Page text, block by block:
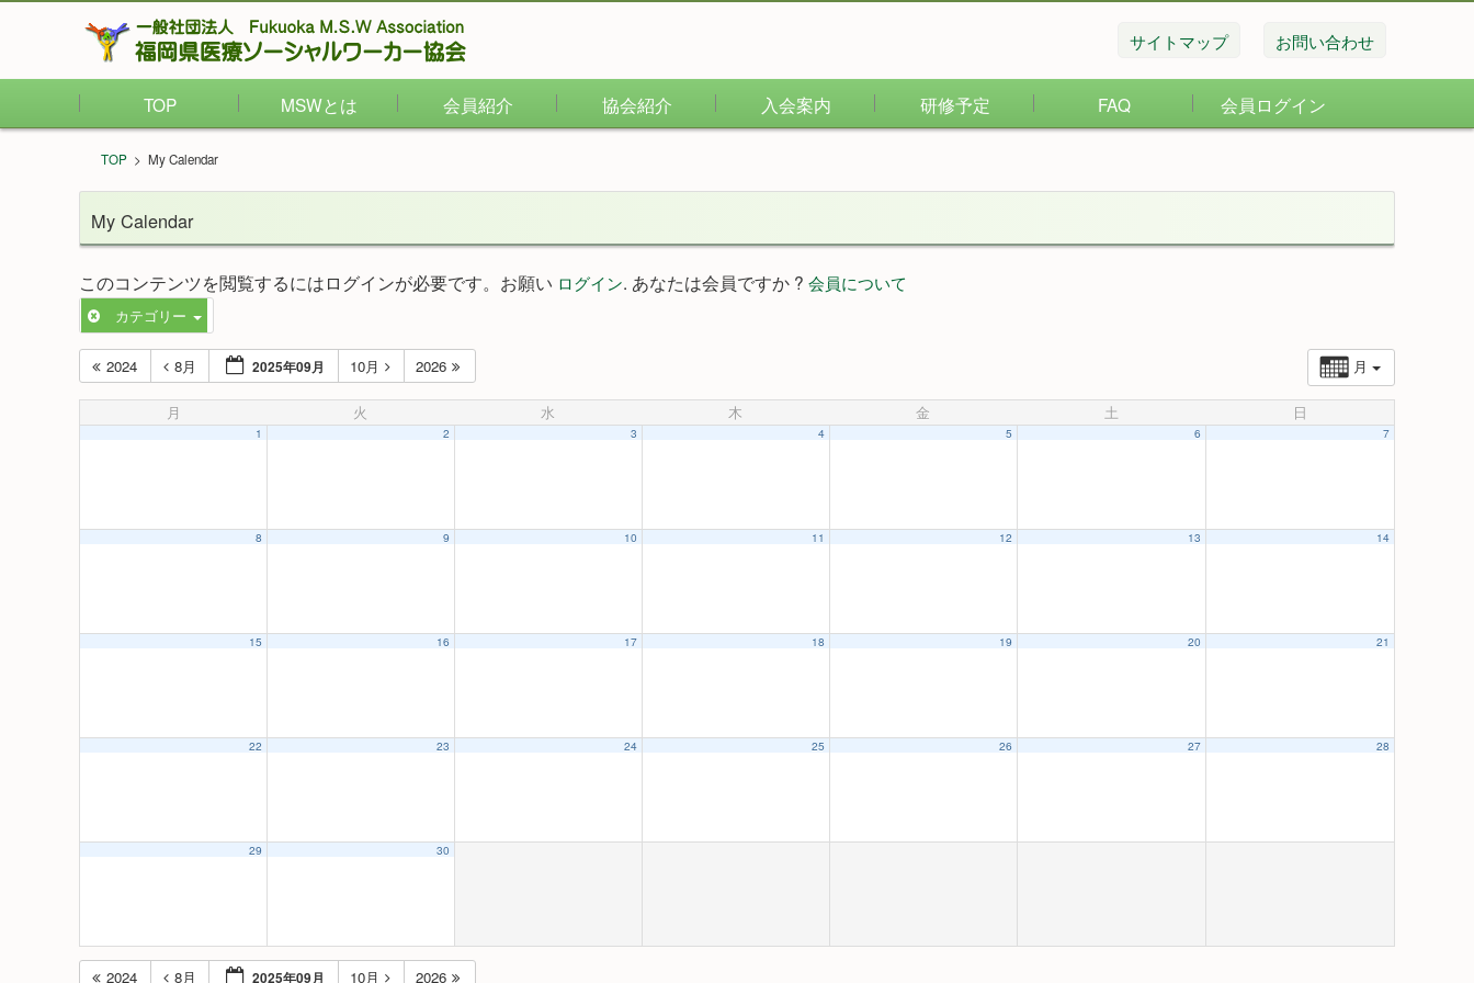
サイトマップ お問い合わせ
TOP MSWとは 会員紹介 協会紹介 入会案内 研修予定 FAQ 会員ログイン
TOP > My Calendar
My Calendar
このコンテンツを閲覧するにはログインが必要です。お願い ログイン. あなたは会員ですか ? 会員について
カテゴリー
月
2024 8月 2025年09月 10月 2026
月 火 水 木 金 土 日
1 2 3 4 5 6 7
8 9 10 11 12 13 14
15 16 17 18 19 20 21
22 23 24 25 26 27 28
29 30
2024 8月 2025年09月 10月 2026